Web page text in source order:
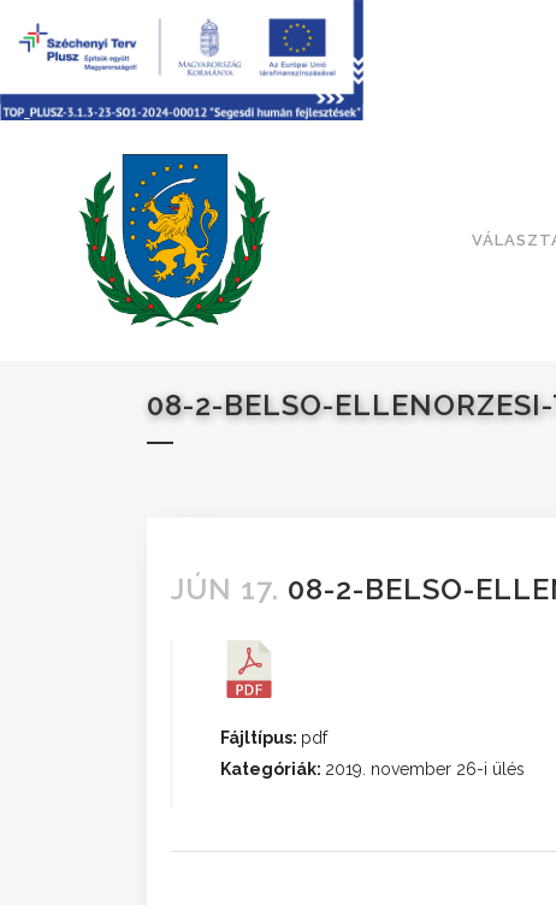
08-2-BELSO-ELLENORZESI-
JÚN 17. 08-2-BELSO-
Fájltípus: pdf
Kategóriák: 2019. november 26-i ülés